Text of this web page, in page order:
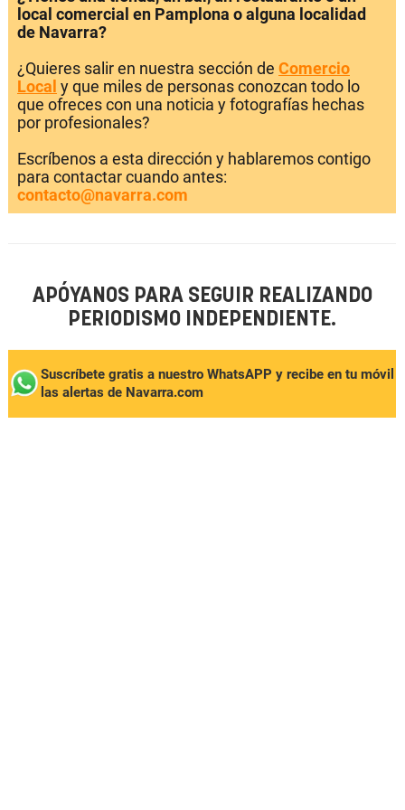
local comercial en Pamplona o alguna localidad
de Navarra?
¿Quieres salir en nuestra sección de Comercio
Local y que miles de personas conozcan todo lo
que ofreces con una noticia y fotografías hechas
por profesionales?
Escríbenos a esta dirección y hablaremos contigo
para contactar cuando antes:
contacto@navarra.com
APÓYANOS PARA SEGUIR REALIZANDO
PERIODISMO INDEPENDIENTE.
Suscríbete gratis a nuestro WhatsAPP y recibe en tu móvil
las alertas de Navarra.com